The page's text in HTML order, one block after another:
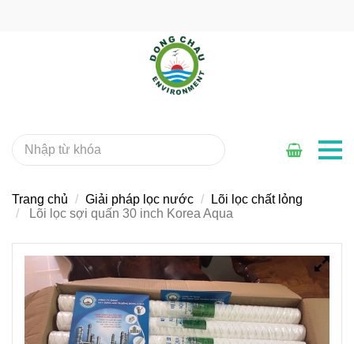
Trang chủ Giải pháp lọc nước
Lõi lọc chất lỏng
Lõi lọc sợi quấn 30 inch Korea Aqua